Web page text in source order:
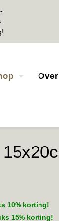
10% korting!
15% korting!